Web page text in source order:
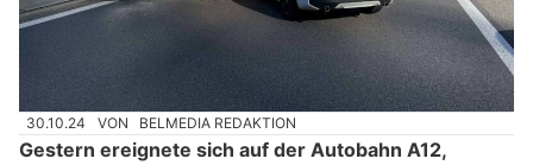
30.10.24 VON BELMEDIA REDAKTION
Gestern ereignete sich auf der Autobahn A12,